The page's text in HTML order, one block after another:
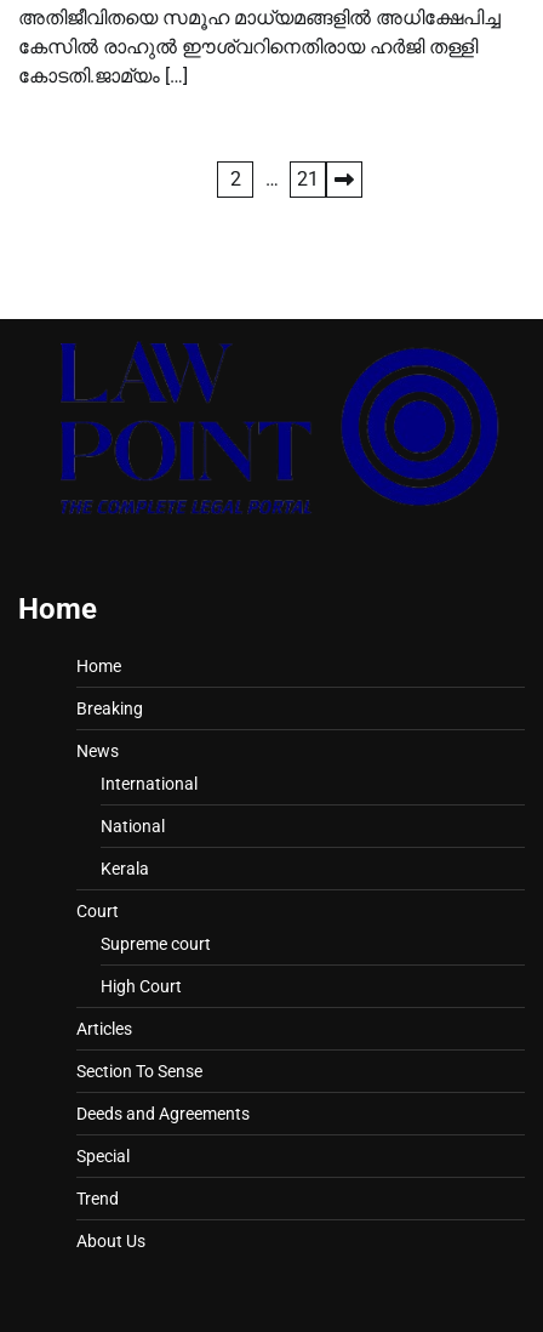
അതിജീവിതയെ സമൂഹ മാധ്യമങ്ങളില്‍ അധിക്ഷേപിച്ച
കേസില്‍ രാഹുല്‍ ഈശ്വറിനെതിരായ ഹർജി തള്ളി
കോടതി.ജാമ്യം […]
2 … 21
Home
Home
Breaking
News
International
National
Kerala
Court
Supreme court
High Court
Articles
Section To Sense
Deeds and Agreements
Special
Trend
About Us